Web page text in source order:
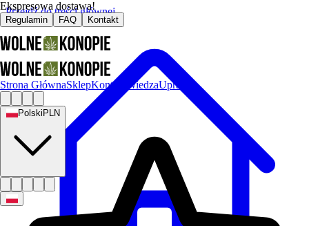
Przejdź do treści głównej
Ekspresowa dostawa!
Regulamin FAQ Kontakt
Strona GłównaSklepKontakt WiedzaUprawa
Polski PLN